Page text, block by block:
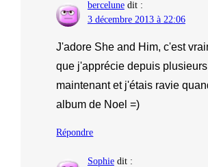
bercelune dit :
3 décembre 2013 à 22:06
J'adore She and Him, c'est
que j'apprécie depuis
maintenant et j'étais ravie
album de Noel =)
Répondre
Sophie dit :